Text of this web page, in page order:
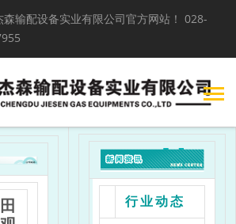
输配设备实业有限公司官方网站！ 028-
行业动态